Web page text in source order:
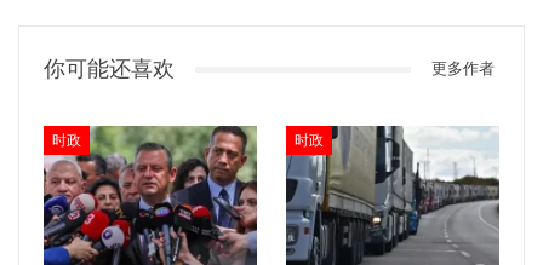
你可能还喜欢 更多作者
时政 时政